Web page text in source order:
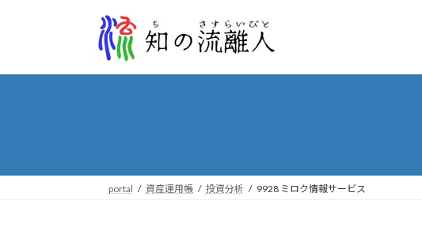
プ
動
portal 資産運用帳 投資分析 9928 ミロク情報サービス